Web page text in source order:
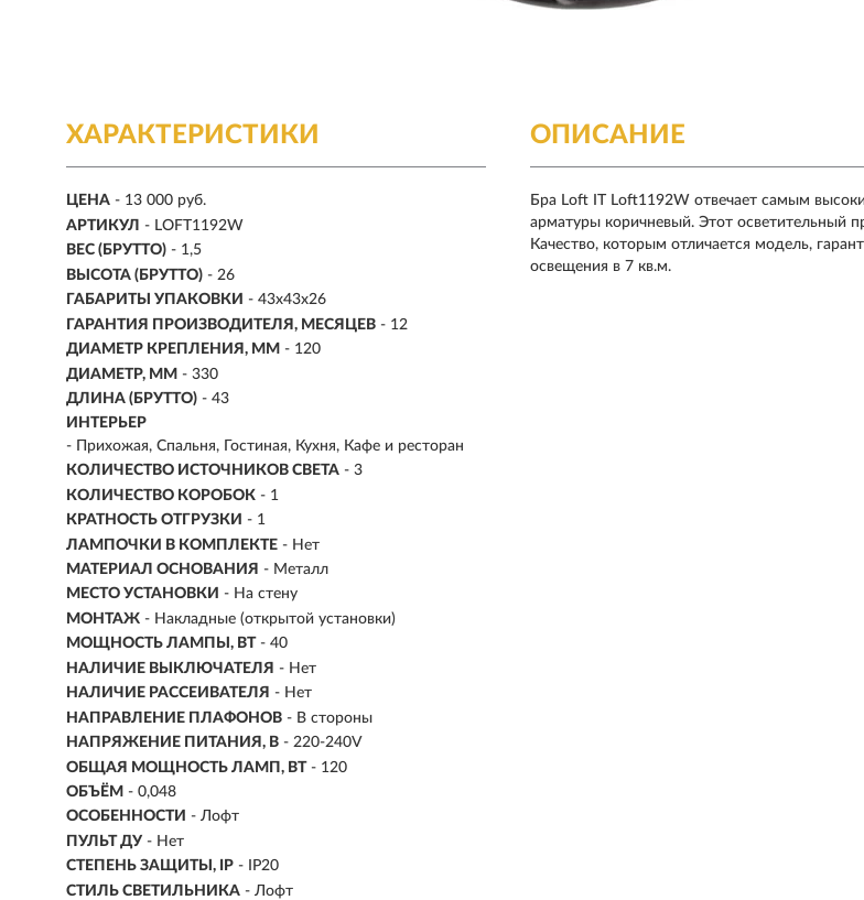
ХАРАКТЕРИСТИКИ
ЦЕНА - 13 000 руб.
АРТИКУЛ - LOFT1192W
ВЕС (БРУТТО) - 1,5
ВЫСОТА (БРУТТО) - 26
ГАБАРИТЫ УПАКОВКИ - 43x43x26
ГАРАНТИЯ ПРОИЗВОДИТЕЛЯ, МЕСЯЦЕВ - 12
ДИАМЕТР КРЕПЛЕНИЯ, ММ - 120
ДИАМЕТР, ММ - 330
ДЛИНА (БРУТТО) - 43
ИНТЕРЬЕР
- Прихожая, Спальня, Гостиная, Кухня, Кафе и ресторан
КОЛИЧЕСТВО ИСТОЧНИКОВ СВЕТА - 3
КОЛИЧЕСТВО КОРОБОК - 1
КРАТНОСТЬ ОТГРУЗКИ - 1
ЛАМПОЧКИ В КОМПЛЕКТЕ - Нет
МАТЕРИАЛ ОСНОВАНИЯ - Металл
МЕСТО УСТАНОВКИ - На стену
МОНТАЖ - Накладные (открытой установки)
МОЩНОСТЬ ЛАМПЫ, ВТ - 40
НАЛИЧИЕ ВЫКЛЮЧАТЕЛЯ - Нет
НАЛИЧИЕ РАССЕИВАТЕЛЯ - Нет
НАПРАВЛЕНИЕ ПЛАФОНОВ - В стороны
НАПРЯЖЕНИЕ ПИТАНИЯ, В - 220-240V
ОБЩАЯ МОЩНОСТЬ ЛАМП, ВТ - 120
ОБЪЁМ - 0,048
ОСОБЕННОСТИ - Лофт
ПУЛЬТ ДУ - Нет
СТЕПЕНЬ ЗАЩИТЫ, IP - IP20
СТИЛЬ СВЕТИЛЬНИКА - Лофт
ОПИСАНИЕ
Бра Loft IT Loft1192W отвечает самым
арматуры коричневый. Этот осветительный
Качество, которым отличается модель,
освещения в 7 кв.м.